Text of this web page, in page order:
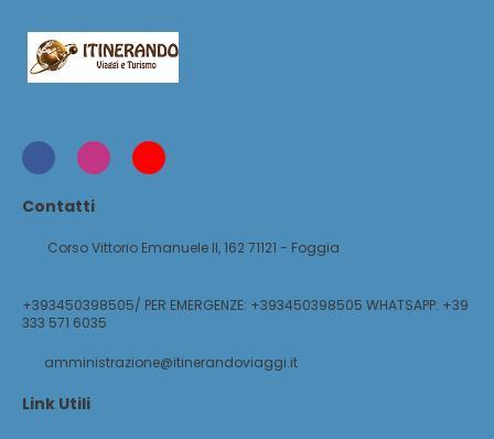
Contatti
Corso Vittorio Emanuele II, 162 71121 - Foggia
+393450398505/ PER EMERGENZE: +393450398505 WHATSAPP: +39
333 571 6035
amministrazione@itinerandoviaggi.it
Link Utili